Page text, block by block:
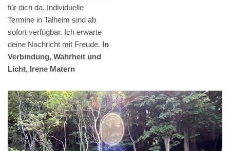
für dich da. Individuelle
Termine in Talheim sind ab
sofort verfügbar. Ich erwarte
deine Nachricht mit Freude. In
Verbindung, Wahrheit und
Licht, Irene Matern